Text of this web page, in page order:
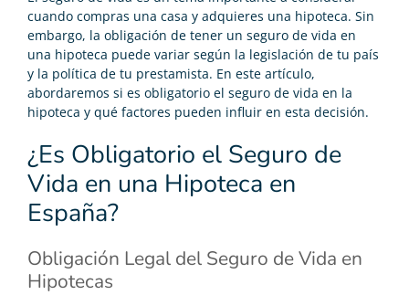
cuando compras una casa y adquieres una hipoteca. Sin
embargo, la obligación de tener un seguro de vida en
una hipoteca puede variar según la legislación de tu país
y la política de tu prestamista. En este artículo,
abordaremos si es obligatorio el seguro de vida en la
hipoteca y qué factores pueden influir en esta decisión.
¿Es Obligatorio el Seguro de
Vida en una Hipoteca en
España?
Obligación Legal del Seguro de Vida en
Hipotecas